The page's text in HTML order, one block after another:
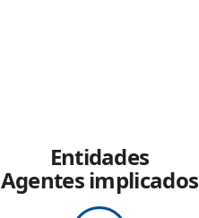
Entidades
Agentes implicados